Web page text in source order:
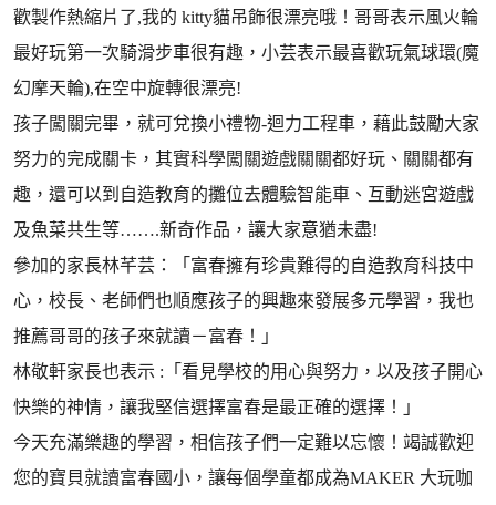
歡製作熱縮片了,我的 kitty貓吊飾很漂亮哦！哥哥表示風火輪
最好玩第一次騎滑步車很有趣，小芸表示最喜歡玩氣球環(魔
幻摩天輪),在空中旋轉很漂亮!
孩子闖關完畢，就可兌換小禮物-迴力工程車，藉此鼓勵大家
努力的完成關卡，其實科學闖關遊戲關關都好玩、關關都有
趣，還可以到自造教育的攤位去體驗智能車、互動迷宮遊戲
及魚菜共生等…….新奇作品，讓大家意猶未盡!
參加的家長林芊芸：「富春擁有珍貴難得的自造教育科技中
心，校長、老師們也順應孩子的興趣來發展多元學習，我也
推薦哥哥的孩子來就讀－富春！」
林敬軒家長也表示 :「看見學校的用心與努力，以及孩子開心
快樂的神情，讓我堅信選擇富春是最正確的選擇！」
今天充滿樂趣的學習，相信孩子們一定難以忘懷！竭誠歡迎
您的寶貝就讀富春國小，讓每個學童都成為MAKER 大玩咖